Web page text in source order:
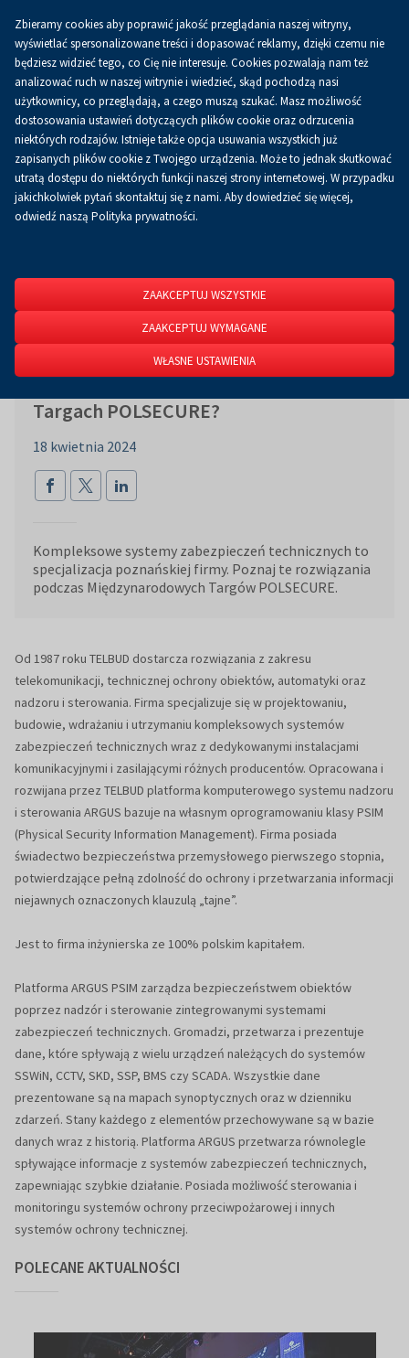
0.00 złKoszykPL
Strona główna O firmie Aktualności
Aktualności
Targach POLSECURE?
18 kwietnia 2024
Kompleksowe systemy zabezpieczeń technicznych to
specjalizacja poznańskiej firmy. Poznaj te rozwiązania
podczas Międzynarodowych Targów POLSECURE.
Od 1987 roku TELBUD dostarcza rozwiązania z zakresu
telekomunikacji, technicznej ochrony obiektów, automatyki oraz
nadzoru i sterowania. Firma specjalizuje się w projektowaniu,
budowie, wdrażaniu i utrzymaniu kompleksowych systemów
zabezpieczeń technicznych wraz z dedykowanymi instalacjami
komunikacyjnymi i zasilającymi różnych producentów. Opracowana i
rozwijana przez TELBUD platforma komputerowego systemu nadzoru
i sterowania ARGUS bazuje na własnym oprogramowaniu klasy PSIM
(Physical Security Information Management). Firma posiada
świadectwo bezpieczeństwa przemysłowego pierwszego stopnia,
potwierdzające pełną zdolność do ochrony i przetwarzania informacji
niejawnych oznaczonych klauzulą „tajne”.
Jest to firma inżynierska ze 100% polskim kapitałem.
Platforma ARGUS PSIM zarządza bezpieczeństwem obiektów
poprzez nadzór i sterowanie zintegrowanymi systemami
zabezpieczeń technicznych. Gromadzi, przetwarza i prezentuje
dane, które spływają z wielu urządzeń należących do systemów
SSWiN, CCTV, SKD, SSP, BMS czy SCADA. Wszystkie dane
prezentowane są na mapach synoptycznych oraz w dzienniku
zdarzeń. Stany każdego z elementów przechowywane są w bazie
danych wraz z historią. Platforma ARGUS przetwarza równolegle
spływające informacje z systemów zabezpieczeń technicznych,
zapewniając szybkie działanie. Posiada możliwość sterowania i
monitoringu systemów ochrony przeciwpożarowej i innych
systemów ochrony technicznej.
POLECANE AKTUALNOŚCI
Zbieramy cookies aby poprawić jakość przeglądania naszej witryny,
wyświetlać spersonalizowane treści i dopasować reklamy, dzięki czemu nie
będziesz widzieć tego, co Cię nie interesuje. Cookies pozwalają nam też
analizować ruch w naszej witrynie i wiedzieć, skąd pochodzą nasi
użytkownicy, co przeglądają, a czego muszą szukać. Masz możliwość
dostosowania ustawień dotyczących plików cookie oraz odrzucenia
niektórych rodzajów. Istnieje także opcja usuwania wszystkich już
zapisanych plików cookie z Twojego urządzenia. Może to jednak skutkować
utratą dostępu do niektórych funkcji naszej strony internetowej. W przypadku
jakichkolwiek pytań skontaktuj się z nami. Aby dowiedzieć się więcej,
odwiedź naszą Polityka prywatności.
ZAAKCEPTUJ WSZYSTKIE
ZAAKCEPTUJ WYMAGANE
WŁASNE USTAWIENIA